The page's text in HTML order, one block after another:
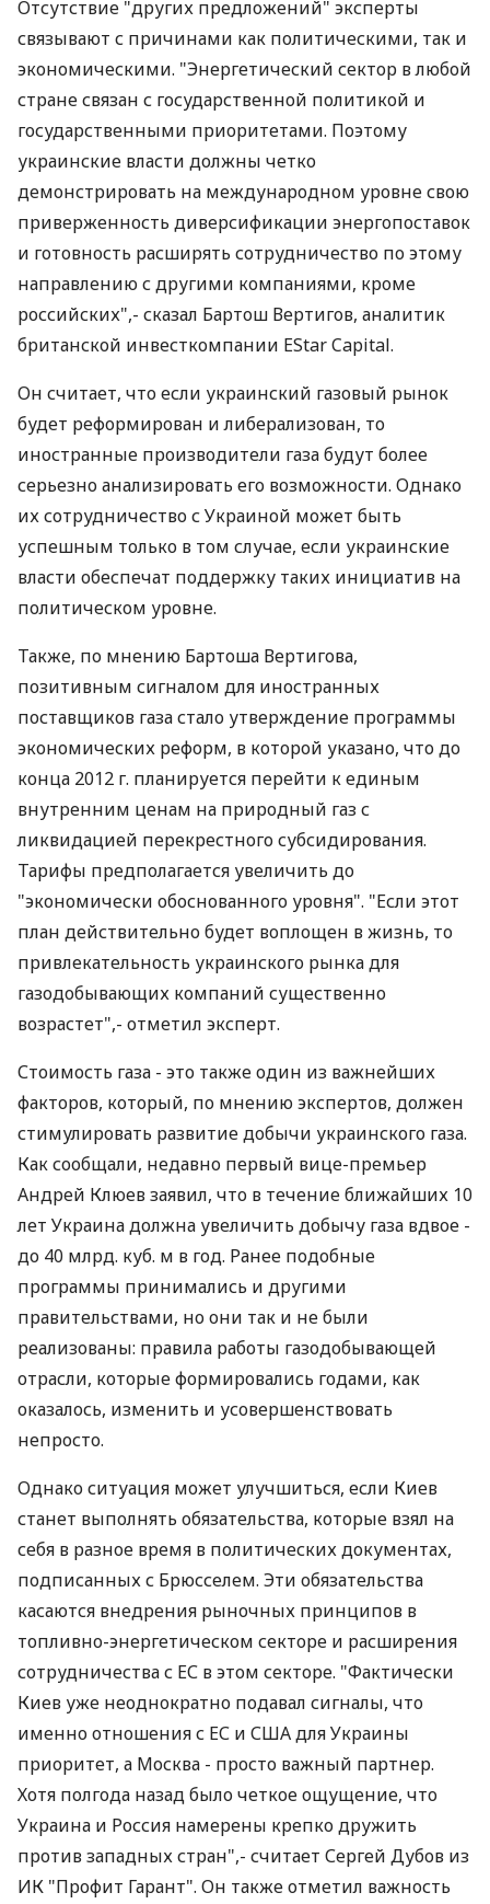
Отсутствие "других предложений" эксперты
связывают с причинами как политическими, так и
экономическими. "Энергетический сектор в любой
стране связан с государственной политикой и
государственными приоритетами. Поэтому
украинские власти должны четко
демонстрировать на международном уровне свою
приверженность диверсификации энергопоставок
и готовность расширять сотрудничество по этому
направлению с другими компаниями, кроме
российских",- сказал Бартош Вертигов, аналитик
британской инвесткомпании EStar Capital.
Он считает, что если украинский газовый рынок
будет реформирован и либерализован, то
иностранные производители газа будут более
серьезно анализировать его возможности. Однако
их сотрудничество с Украиной может быть
успешным только в том случае, если украинские
власти обеспечат поддержку таких инициатив на
политическом уровне.
Также, по мнению Бартоша Вертигова,
позитивным сигналом для иностранных
поставщиков газа стало утверждение программы
экономических реформ, в которой указано, что до
конца 2012 г. планируется перейти к единым
внутренним ценам на природный газ с
ликвидацией перекрестного субсидирования.
Тарифы предполагается увеличить до
"экономически обоснованного уровня". "Если этот
план действительно будет воплощен в жизнь, то
привлекательность украинского рынка для
газодобывающих компаний существенно
возрастет",- отметил эксперт.
Стоимость газа - это также один из важнейших
факторов, который, по мнению экспертов, должен
стимулировать развитие добычи украинского газа.
Как сообщали, недавно первый вице-премьер
Андрей Клюев заявил, что в течение ближайших 10
лет Украина должна увеличить добычу газа вдвое -
до 40 млрд. куб. м в год. Ранее подобные
программы принимались и другими
правительствами, но они так и не были
реализованы: правила работы газодобывающей
отрасли, которые формировались годами, как
оказалось, изменить и усовершенствовать
непросто.
Однако ситуация может улучшиться, если Киев
станет выполнять обязательства, которые взял на
себя в разное время в политических документах,
подписанных с Брюсселем. Эти обязательства
касаются внедрения рыночных принципов в
топливно-энергетическом секторе и расширения
сотрудничества с ЕС в этом секторе. "Фактически
Киев уже неоднократно подавал сигналы, что
именно отношения с ЕС и США для Украины
приоритет, а Москва - просто важный партнер.
Хотя полгода назад было четкое ощущение, что
Украина и Россия намерены крепко дружить
против западных стран",- считает Сергей Дубов из
ИК "Профит Гарант". Он также отметил важность